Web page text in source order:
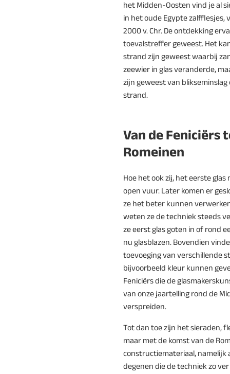
het Midden-Oosten vind je al
in het oude Egypte zalfflesjes,
2000 v. Chr. De ontdekking
toevalstreffer geweest. Het
strand zijn geweest waarbij
zeewier in glas veranderde,
zijn geweest van
strand.
Van de Feniciërs
Romeinen
Hoe het ook zij, het eerste
open vuur. Later komen er
ze het beter kunnen
weten ze de techniek steeds
ze eerst glas goten in of rond
nu glasblazen. Bovendien
toevoeging van verschillende
bijvoorbeeld kleur kunnen
Feniciërs die de
van onze jaartelling rond de
verspreiden.
Tot dan toe zijn het sieraden,
maar met de komst van de
constructiemateriaal, namelijk
degenen die de techniek zo